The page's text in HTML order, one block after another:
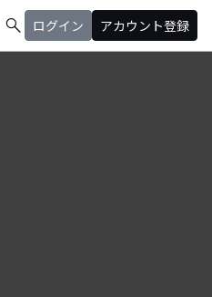
search ログイン アカウント登録